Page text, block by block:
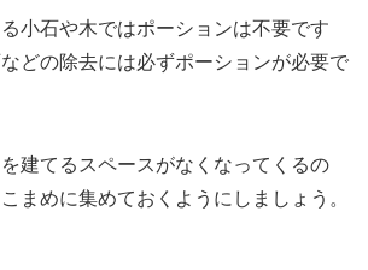
小石や木ではポーションは不要です
どの除去には必ずポーションが必要で
建てるスペースがなくなってくるの
まめに集めておくようにしましょう。